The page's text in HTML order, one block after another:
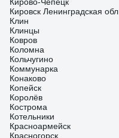
Кировск Ленинградская обл.
Клин
Клинцы
Ковров
Коломна
Кольчугино
Коммунарка
Конаково
Копейск
Королёв
Кострома
Котельники
Красноармейск
Красногорск